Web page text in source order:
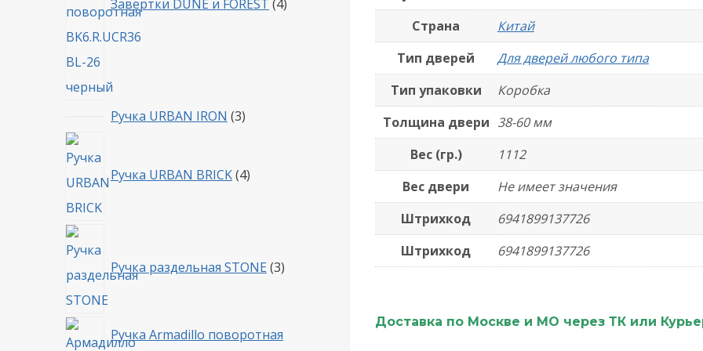
Страна
Китай
Тип дверей
Для дверей любого типа
Тип упаковки
Коробка
Толщина двери 38-60 мм
Вес (гр.)
1112
Вес двери
Не имеет значения
Штрихкод
6941899137726
Штрихкод
6941899137726
Доставка по Москве и МО через ТК или
Завертки DUNE и FOREST 4
Ручка URBAN IRON 33
Ручка URBAN BRICK 4товара
Ручка раздельная STONE 3товара
Ручка Armadillo поворотная